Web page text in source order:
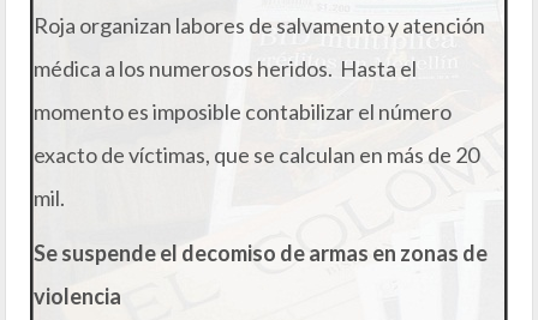
Roja organizan labores de salvamento y atención
médica a los numerosos heridos. Hasta el
momento es imposible contabilizar el número
exacto de víctimas, que se calculan en más de 20
mil.
Se suspende el decomiso de armas en zonas de
violencia